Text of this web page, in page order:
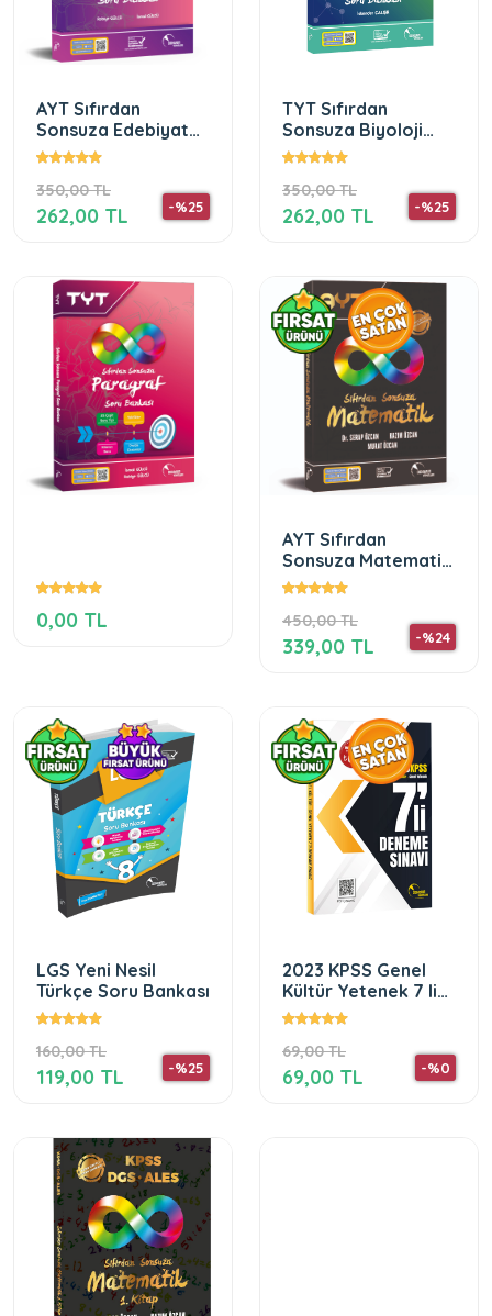
AYT Sıfırdan
Sonsuza Edebiyat
Soru Bankası
350,00 TL
-%25
262,00 TL
TYT Sıfırdan
Sonsuza Biyoloji
Soru Bankası
350,00 TL
-%25
262,00 TL
0,00 TL
AYT Sıfırdan
Sonsuza Matematik
Konu Özetli Soru
Bankası
450,00 TL
-%24
339,00 TL
LGS Yeni Nesil
Türkçe Soru Bankası
160,00 TL
-%25
119,00 TL
2023 KPSS Genel
Kültür Yetenek 7 li
Deneme Sınavı
69,00 TL
-%0
69,00 TL